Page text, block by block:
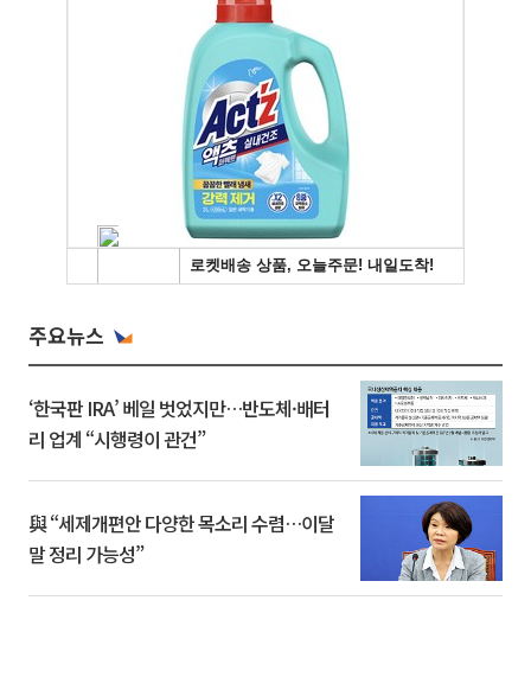
주요뉴스
‘한국판 IRA’ 베일 벗었지만…반도체·배터
리 업계 “시행령이 관건”
與 “세제개편안 다양한 목소리 수렴…이달
말 정리 가능성”